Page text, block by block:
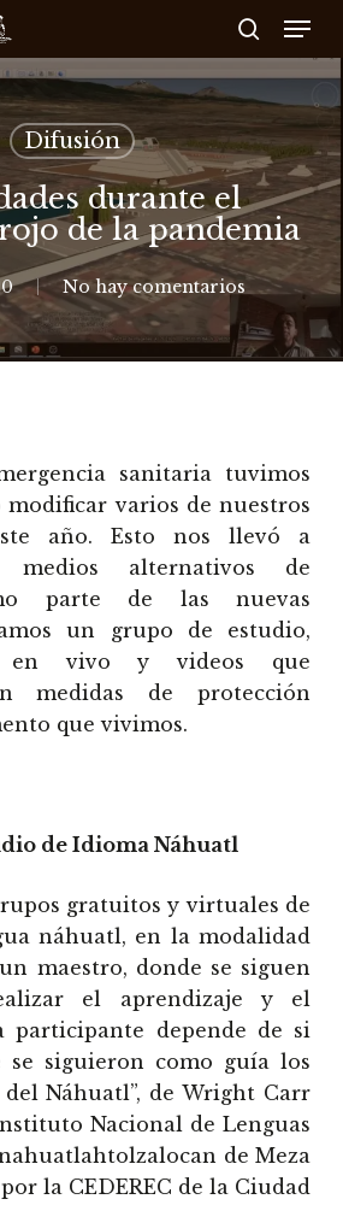
search
Difusión
durante el
de la pandemia
No hay comentarios
sanitaria tuvimos
modificar varios de nuestros
año. Esto nos llevó a
medios alternativos de
parte de las nuevas
un grupo de estudio,
en vivo y videos que
medidas de protección
que vivimos.
de Idioma Náhuatl
gratuitos y virtuales de
náhuatl, en la modalidad
maestro, donde se siguen
el aprendizaje y el
participante depende de si
se siguieron como guía los
Náhuatl”, de Wright Carr
Nacional de Lenguas
de Meza
la CEDEREC de la Ciudad